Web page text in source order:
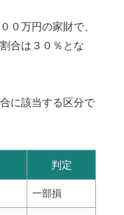
０万円の家財で、
合は３０％とな
に該当する区分で
判定
一部損